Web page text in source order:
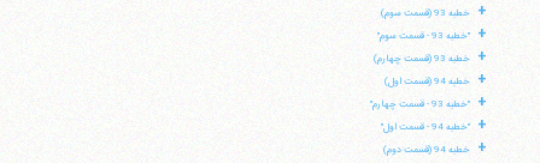
+ خطبه 93 (قسمت سوم)
+ "خطبه 93 - قسمت سوم"
+ خطبه 93 (قسمت چهارم)
+ خطبه 94 (قسمت اول)
+ "خطبه 93 - قسمت چهارم"
+ "خطبه 94 - قسمت اول"
+ خطبه 94 (قسمت دوم)